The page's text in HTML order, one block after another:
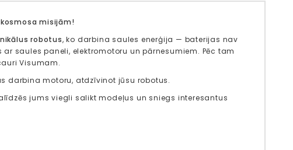
misijām!
robotus, ko darbina saules enerģija — baterijas nav
ar saules paneli, elektromotoru un pārnesumiem. Pēc tam
Visumam.
darbina motoru, atdzīvinot jūsu robotus.
jums viegli salikt modeļus un sniegs interesantus